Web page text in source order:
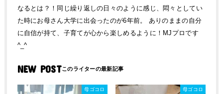
なるとは？！同じ繰り返しの日々のように感じ、悶々としてい
た時にお母さん大学に出会ったのが6年前。 ありのままの自分
に自信が持て、子育てが心から楽しめるように！MJプロです
^_^
NEW POST
母ゴコロ 母ゴコロ